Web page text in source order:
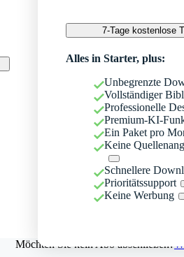
7-Tage kostenlose
Alles in Starter, plus:
Unbegrenzte
Vollständiger
Professionelle
Premium-KI-
Ein Paket pro
Keine
Schnellere
Prioritätssupport
Keine Werbung
Möchten Sie kein Abo abschließen?